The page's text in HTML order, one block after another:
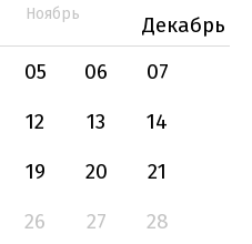
Ноябрь
Декабрь
05 06
07
12 13
14
19 20
21
26 27 28